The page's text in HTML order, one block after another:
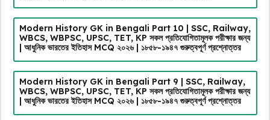
Modern History GK in Bengali Part 10 | SSC, Railway,
WBCS, WBPSC, UPSC, TET, KP সকল প্রতিযোগিতামূলক পরীক্ষার জন্য
| আধুনিক ভারতের ইতিহাস MCQ ২০২৬ | ১৮৫৮-১৯৪৭ গুরুত্বপূর্ণ প্রশ্নোত্তর
Modern History GK in Bengali Part 9 | SSC, Railway,
WBCS, WBPSC, UPSC, TET, KP সকল প্রতিযোগিতামূলক পরীক্ষার জন্য
| আধুনিক ভারতের ইতিহাস MCQ ২০২৬ | ১৮৫৮-১৯৪৭ গুরুত্বপূর্ণ প্রশ্নোত্তর